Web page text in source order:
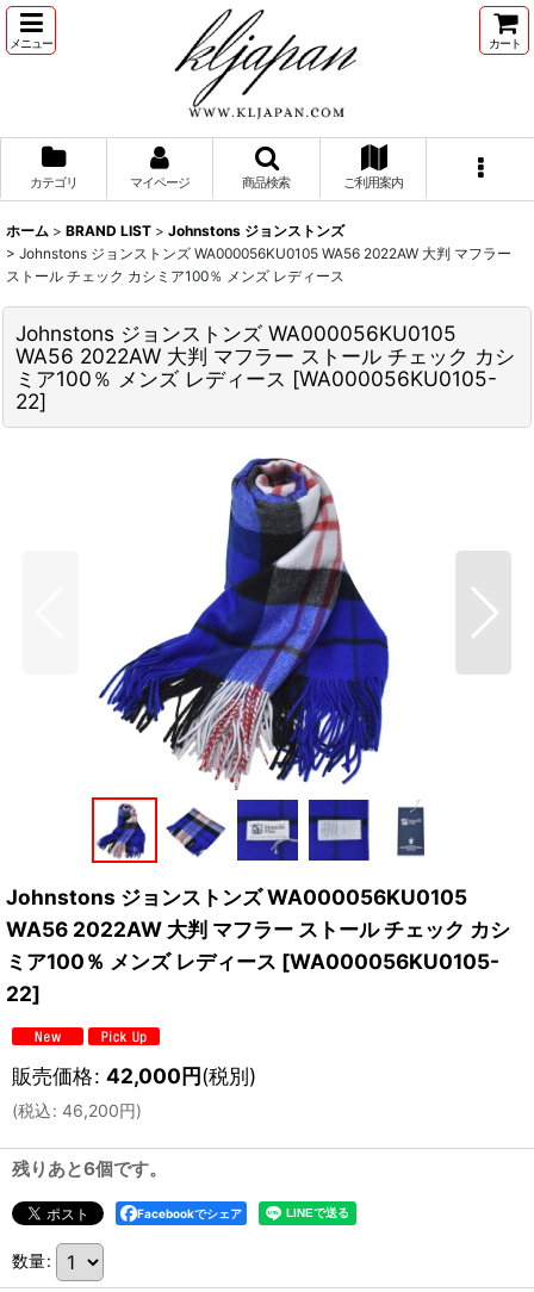
メニュー カート
カテゴリ マイページ 商品検索 ご利用案内
ホーム > BRAND LIST > Johnstons ジョンストンズ
> Johnstons ジョンストンズ WA000056KU0105 WA56 2022AW 大判 マフラー
ストール チェック カシミア100％ メンズ レディース
Johnstons ジョンストンズ WA000056KU0105
WA56 2022AW 大判 マフラー ストール チェック カシ
ミア100％ メンズ レディース [WA000056KU0105-
22]
Johnstons ジョンストンズ WA000056KU0105
WA56 2022AW 大判 マフラー ストール チェック カシ
ミア100％ メンズ レディース [WA000056KU0105-
22]
販売価格: 42,000円(税別)
(税込: 46,200円)
残りあと6個です。
Facebookでシェア
数量: